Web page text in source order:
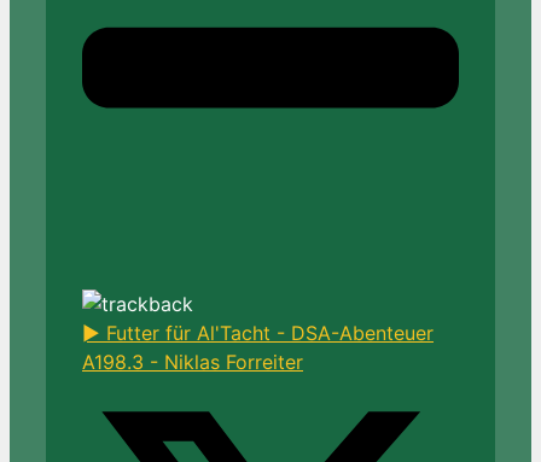
► Futter für Al'Tacht - DSA-Abenteuer
A198.3 - Niklas Forreiter